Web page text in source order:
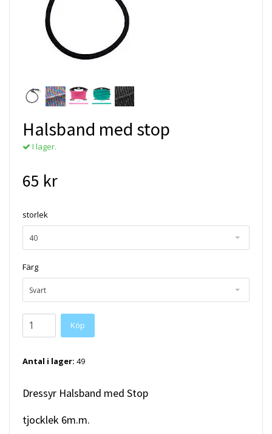
Halsband med stop
I lager.
65 kr
storlek
40
Färg
Svart
Köp
Antal i lager: 49
Dressyr Halsband med Stop
tjocklek 6m.m.